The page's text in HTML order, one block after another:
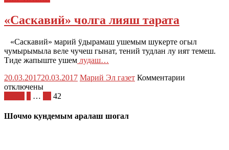
шарналтеныт…
«Саскавий» чолга лияш тарата
«Саскавий» марий ӱдырамаш ушемым шукерте огыл
чумырымыла веле чучеш гынат, тений тудлан лу ият темеш.
Тиде жапыште ушем лудаш…
20.03.201720.03.2017 Марий Эл газет Комментарии
отключены
Пагинация
записей
… 42
Шочмо кундемым аралаш шогал